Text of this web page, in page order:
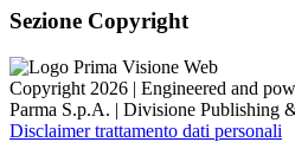
Sezione Copyright
Copyright 2026 | Engineered and
Parma S.p.A. | Divisione Publishing
Disclaimer trattamento dati personali